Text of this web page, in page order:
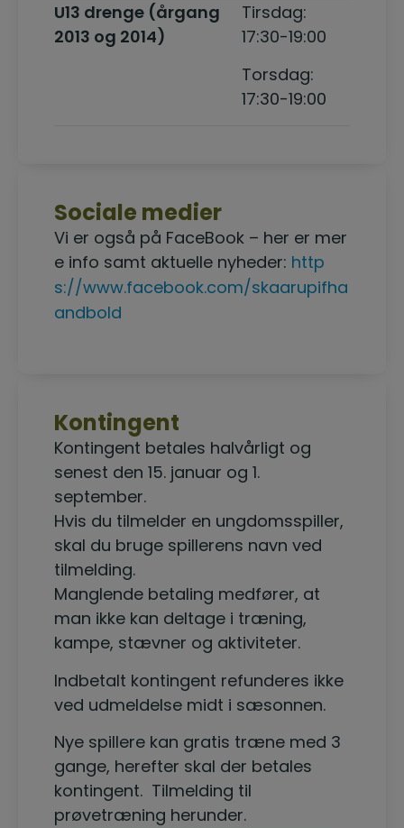
U13 drenge (årgang
2013 og 2014)
Tirsdag:
17:30-19:00
Torsdag:
17:30-19:00
Sociale medier
Vi er også på FaceBook – her er mer
e info samt aktuelle nyheder: http
s://www.facebook.com/skaarupifha
andbold
Kontingent
Kontingent betales halvårligt og
senest den 15. januar og 1.
september.
Hvis du tilmelder en ungdomsspiller,
skal du bruge spillerens navn ved
tilmelding.
Manglende betaling medfører, at
man ikke kan deltage i træning,
kampe, stævner og aktiviteter.
Indbetalt kontingent refunderes ikke
ved udmeldelse midt i sæsonnen.
Nye spillere kan gratis træne med 3
gange, herefter skal der betales
kontingent. Tilmelding til
prøvetræning herunder.